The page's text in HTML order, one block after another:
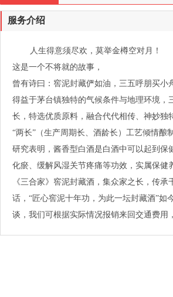
服务介绍
人生得意须尽欢，莫举金樽空对月！
这是一个不将就的故事，
曾有诗曰：窖泥封藏俨如油，三五呼朋买
得益于茅台镇独特的气候条件与地理环境
长，特选优质原料，融合代代相传、神妙独
“两长”（生产周期长、酒龄长）工艺倾情
研究表明，酱香型白酒是白酒中可以起到
化瘀、缓解风湿关节疼痛等功效，实属保
《三合家》窖泥封藏酒，集众家之长，传
话，“匠心窖泥十年功，为此一坛封藏酒”
谈，我们可根据实际情况报销来回交通费用